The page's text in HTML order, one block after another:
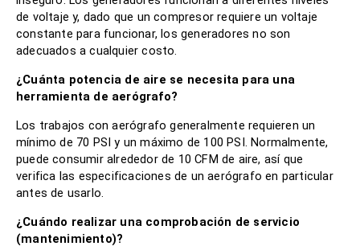
de voltaje y, dado que un compresor requiere un voltaje
constante para funcionar, los generadores no son
adecuados a cualquier costo.
¿Cuánta potencia de aire se necesita para una
herramienta de aerógrafo?
Los trabajos con aerógrafo generalmente requieren un
mínimo de 70 PSI y un máximo de 100 PSI. Normalmente,
puede consumir alrededor de 10 CFM de aire, así que
verifica las especificaciones de un aerógrafo en particular
antes de usarlo.
¿Cuándo realizar una comprobación de servicio
(mantenimiento)?